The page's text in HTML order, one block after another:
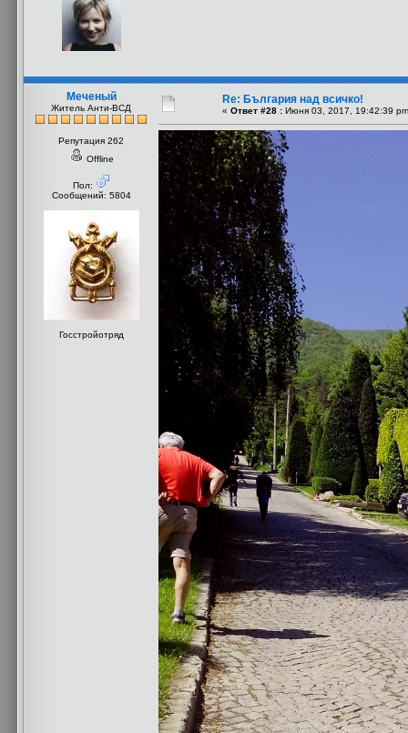
Меченый
Житель Анти-ВСД
Репутация 262
Offline
Пол:
Сообщений: 5804
Госстройотряд
Re: България над всичко!
« Ответ #28 : Июня 03, 2017, 19:42:39